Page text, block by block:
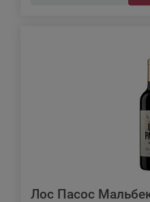
Лос Пасос